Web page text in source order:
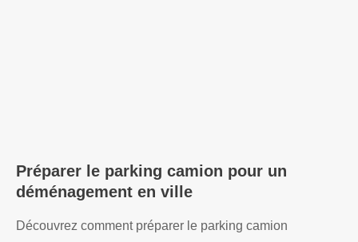
Préparer le parking camion pour un
déménagement en ville
Découvrez comment préparer le parking camion